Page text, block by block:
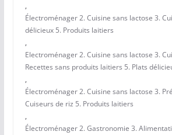
,
Électroménager 2. Cuisine sans lactose 3.
délicieux 5. Produits laitiers
,
Electroménager 2. Cuisine sans lactose 3.
Recettes sans produits laitiers 5. Plats
,
Électroménager 2. Cuisine sans lactose 3.
Cuiseurs de riz 5. Produits laitiers
,
Électroménager 2. Gastronomie 3.